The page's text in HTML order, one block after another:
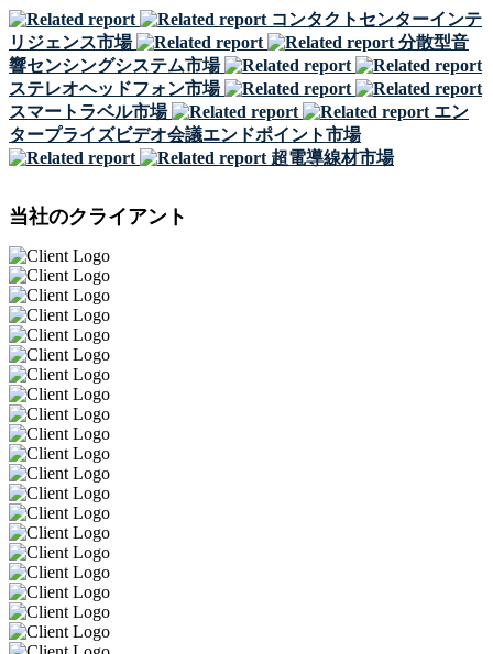
コンタクトセンターインテ
リジェンス市場
分散型音
響センシングシステム市場
ステレオヘッドフォン市場
スマートラベル市場
エン
タープライズビデオ会議エンドポイント市場
超電導線材市場
当社のクライアント